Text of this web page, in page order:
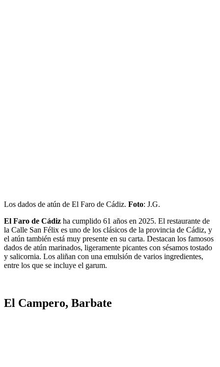
Los dados de atún de El Faro de Cádiz. Foto: J.G.
El Faro de Cádiz ha cumplido 61 años en 2025. El restaurante de
la Calle San Félix es uno de los clásicos de la provincia de Cádiz, y
el atún también está muy presente en su carta. Destacan los famosos
dados de atún marinados, ligeramente picantes con sésamos tostado
y salicornia. Los aliñan con una emulsión de varios ingredientes,
entre los que se incluye el garum.
El Campero, Barbate